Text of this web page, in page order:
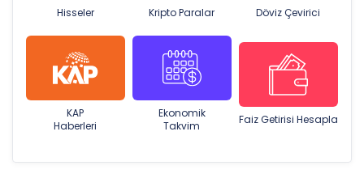
Hisseler Kripto Paralar Döviz Çevirici
KAP
Haberleri
Ekonomik
Takvim
Faiz Getirisi Hesapla